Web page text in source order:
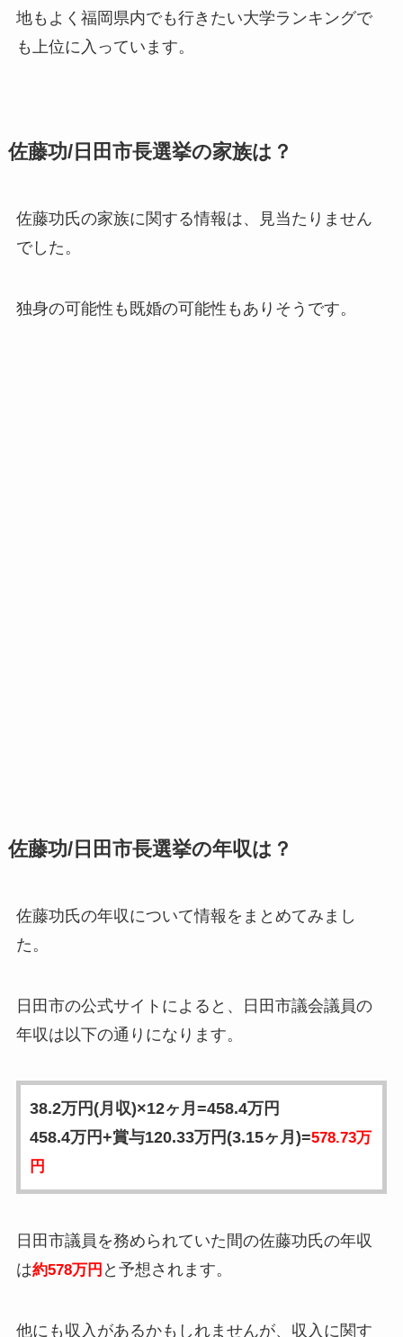
地もよく福岡県内でも行きたい大学ランキングで
も上位に入っています。
佐藤功/日田市長選挙の家族は？
佐藤功氏の家族に関する情報は、見当たりません
でした。
独身の可能性も既婚の可能性もありそうです。
佐藤功/日田市長選挙の年収は？
佐藤功氏の年収について情報をまとめてみまし
た。
日田市の公式サイトによると、日田市議会議員の
年収は以下の通りになります。
38.2万円(月収)×12ヶ月=458.4万円
458.4万円+賞与120.33万円(3.15ヶ月)=578.73万
円
日田市議員を務められていた間の佐藤功氏の年収
は約578万円 と予想されます。
他にも収入があるかもしれませんが、 収入に関す